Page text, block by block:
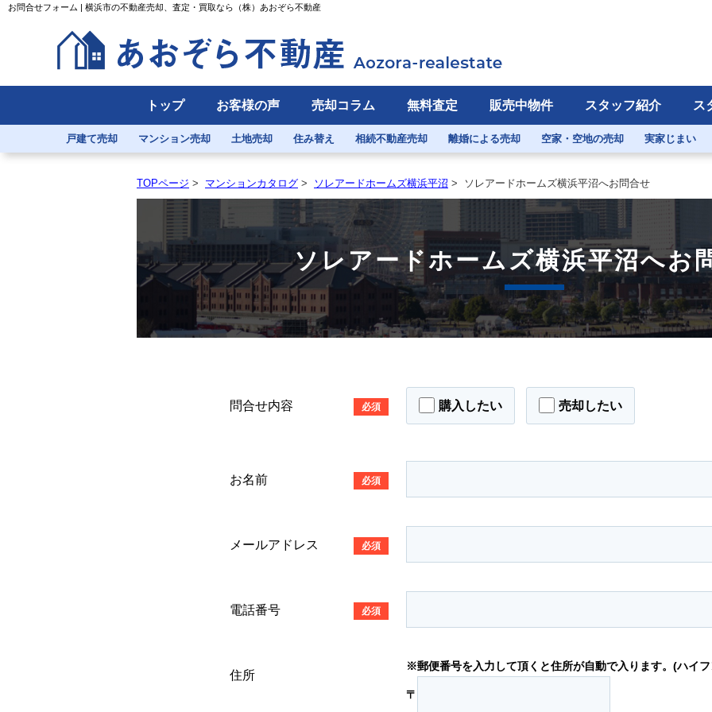
お問合せフォーム | 横浜市の不動産売却、査定・買取なら（株）あおぞら不動産
トップ お客様の声 売却コラム 無料査定 販売中物件 スタッフ紹介 ス
戸建て売却 マンション売却 土地売却 住み替え 相続不動産売却 離婚による売却 空家・空地の売却 実家じまい
TOPページ > マンションカタログ > ソレアードホームズ横浜平沼 > ソレアードホームズ横浜平沼へお問合せ
ソレアードホームズ横浜平沼へお
問合せ内容 必須 購入したい 売却したい
お名前 必須
メールアドレス 必須
電話番号 必須
住所
※郵便番号を入力して頂くと住所が自動で入ります。(ハイ
〒